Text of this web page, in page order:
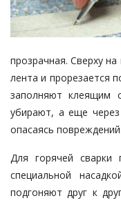
прозрачная. Сверху
лента и прорезается
заполняют клеящим
убирают, а еще
опасаясь повреждений.
Для горячей сварки
специальной
подгоняют друг к